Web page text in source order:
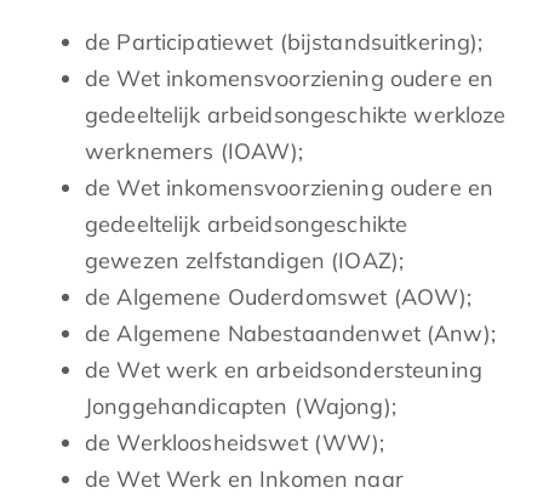
de Participatiewet (bijstandsuitkering);
de Wet inkomensvoorziening oudere en
gedeeltelijk arbeidsongeschikte werkloze
werknemers (IOAW);
de Wet inkomensvoorziening oudere en
gedeeltelijk arbeidsongeschikte
gewezen zelfstandigen (IOAZ);
de Algemene Ouderdomswet (AOW);
de Algemene Nabestaandenwet (Anw);
de Wet werk en arbeidsondersteuning
Jonggehandicapten (Wajong);
de Werkloosheidswet (WW);
de Wet Werk en Inkomen naar